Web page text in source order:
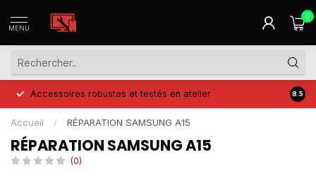
MENU
0
Accessoires robustes et testés en atelier Prix
8.5
Accueil / RÉPARATION SAMSUNG A15
RÉPARATION SAMSUNG A15
(0)